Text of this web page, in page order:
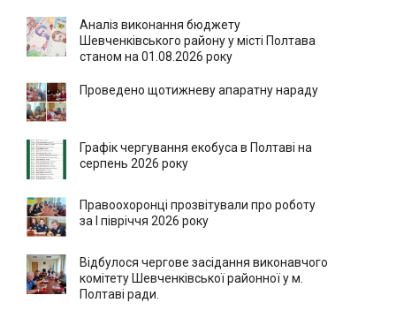
Аналіз виконання бюджету
Шевченківського району у місті Полтава
станом на 01.08.2026 року
Проведено щотижневу апаратну нараду
Графік чергування екобуса в Полтаві на
серпень 2026 року
Правоохоронці прозвітували про роботу
за І півріччя 2026 року
Відбулося чергове засідання виконавчого
комітету Шевченківської районної у м.
Полтаві ради.